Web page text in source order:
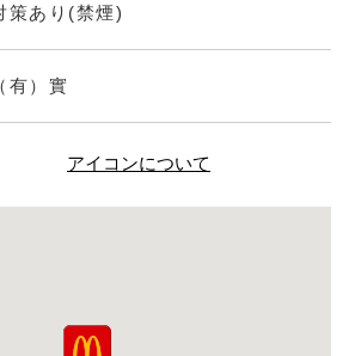
策あり(禁煙)
（有）實
アイコンについて